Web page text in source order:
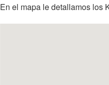
En el mapa le detallamos los